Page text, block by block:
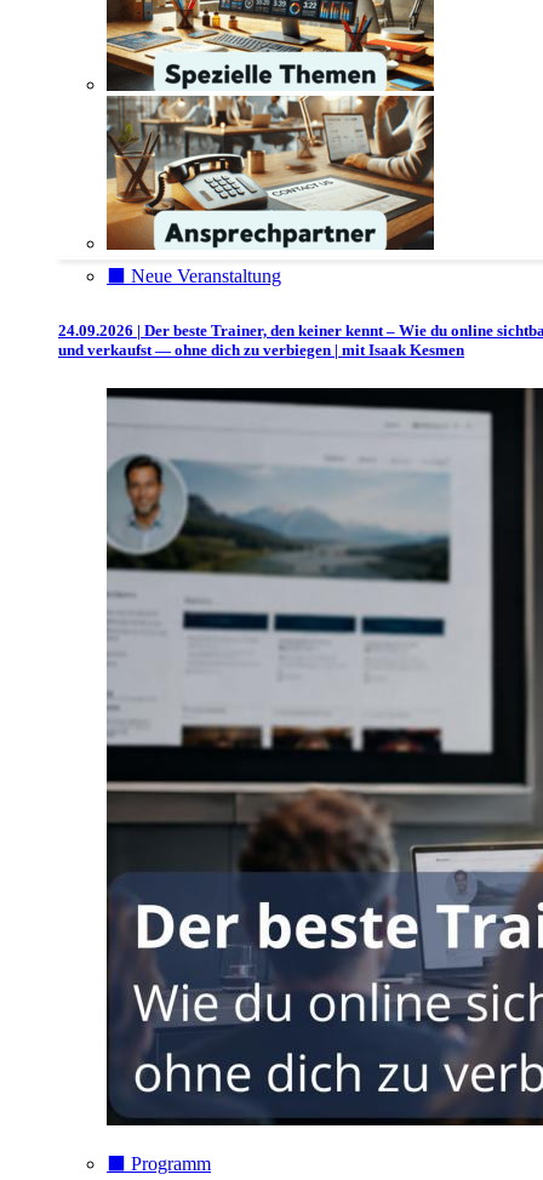
⬛️ Neue Veranstaltung
24.09.2026 | Der beste Trainer, den keiner kennt – Wie du online
und verkaufst — ohne dich zu verbiegen | mit Isaak Kesmen
⬛️ Programm